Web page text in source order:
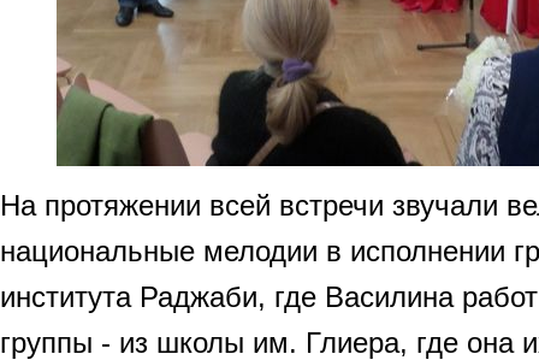
На протяжении всей встречи звучали
национальные мелодии в исполнении
института Раджаби, где Василина
группы - из школы им. Глиера, где она